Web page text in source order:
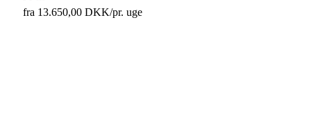
fra 13.650,00 DKK/pr. uge